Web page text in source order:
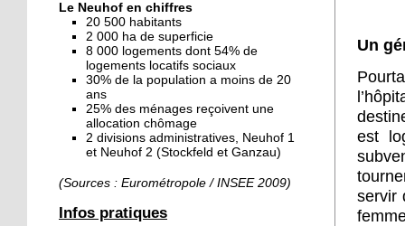
ciel ouvert »
16 octobre 2018
Un vécu de poids
15 octobre 2018
Difracto : devenir un pro
avec Django
Le Neuhof en chiffres
20 500 habitants
2 000 ha de superficie
8 000 logements dont 54% de
logements locatifs sociaux
30% de la population a moins de 20
ans
25% des ménages reçoivent une
allocation chômage
2 divisions administratives, Neuhof 1
et Neuhof 2 (Stockfeld et Ganzau)
(Sources : Eurométropole / INSEE 2009)
Infos pratiques
Un
est
servir